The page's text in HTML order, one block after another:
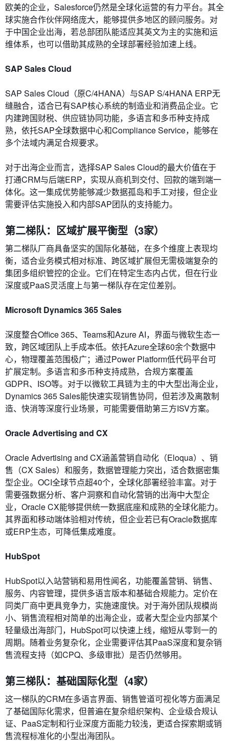
欧美的企业，Salesforce仍然是全球化运营的有力平台。其全
球实施合作伙伴网络庞大，能够提供多地区的顾问服务。对
于中国企业出海，若总部团队能适应其英文为主的实施和运
维体系，也可以借助其成熟的全球部署经验加速上线。
SAP Sales Cloud
SAP Sales Cloud（原C/4HANA）与SAP S/4HANA ERP无
缝融合，适合已有SAP核心系统的制造业和消费品企业。它
内建跨国财税、供应链协同功能，多语言和多币种支持成
熟，依托SAP全球数据中心和Compliance Service，能够在
多个法域内满足合规要求。
对于出海企业而言，选择SAP Sales Cloud的最大价值在于
打通CRM与后端ERP，实现从商机到交付、回款的端到端一
体化。这一集成优势能够减少数据孤岛和手工对接，但企业
需要评估实施投入和内部SAP团队的支持能力。
第二梯队：区域扩展平衡型（3家）
第二梯队厂商具备坚实的国际化基础，在多个维度上表现均
衡，适合业务模式相对标准、跨区域扩展但无需极端复杂的
集团多组织管控的企业。它们在特定生态内占优，但在行业
深度或PaaS灵活度上与第一梯队存在定位差别。
Microsoft Dynamics 365 Sales
深度整合Office 365、Teams和Azure AI，界面与微软生态一
致，跨区域团队上手成本低。依托Azure全球60余个数据中
心，物理覆盖范围极广；通过Power Platform低代码平台可
扩展定制。多语言和多币种支持成熟，合规方案覆盖
GDPR、ISO等。对于以微软工具链为主的中大型出海企业，
Dynamics 365 Sales能快速实现销售协同，但若涉及离散制
造、快消等深度行业场景，可能需要借助第三方ISV方案。
Oracle Advertising and CX
Oracle Advertising and CX涵盖营销自动化（Eloqua）、销
售（CX Sales）和服务，数据管理能力突出，适合数据密集
型企业。OCI全球节点超40个，全球化部署经验丰富。对于
需要强数据分析、客户洞察和自动化营销的出海中大型企
业，Oracle CX能够提供统一数据底座和成熟的全球化能力。
其界面和移动端体验相对传统，但企业若已有Oracle数据库
或ERP生态，可降低集成难度。
HubSpot
HubSpot以入站营销和易用性闻名，功能覆盖营销、销售、
服务、内容管理，提供多语言版本和基础合规能力。定价在
同类厂商中更具竞争力，实施速度快。对于海外团队规模尚
小、销售流程相对简单的出海企业，或者大型企业内部某个
轻量级出海部门，HubSpot可以快速上线，缩短从零到一的
周期。随着业务复杂化，企业需要评估其PaaS深度和复杂销
售流程支持（如CPQ、多级审批）是否仍然够用。
第三梯队：基础国际化型（4家）
这一梯队的CRM在多语言界面、销售管道可视化等方面满足
了基础国际化需求，但普遍在复杂组织架构、企业级合规认
证、PaaS定制和行业深度方面能力较浅，更适合探索期或销
售流程标准化的小型出海团队。